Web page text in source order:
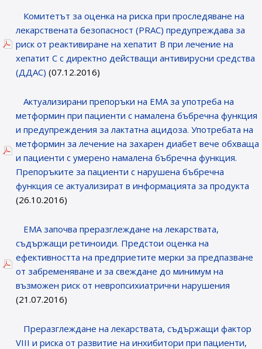
Комитетът за оценка на риска при проследяване на
лекарствената безопасност (PRAC) предупреждава за
риск от реактивиране на хепатит B при лечение на
хепатит C с директно действащи антивирусни средства
(ДДАС) (07.12.2016)
Актуализирани препоръки на ЕМА за употреба на
метформин при пациенти с намалена бъбречна функция
и предупреждения за лактатна ацидоза. Употребата на
метформин за лечение на захарен диабет вече обхваща
и пациенти с умерено намалена бъбречна функция.
Препоръките за пациенти с нарушена бъбречна
функция се актуализират в информацията за продукта
(26.10.2016)
EMA започва преразглеждане на лекарствата,
съдържащи ретиноиди. Предстои оценка на
ефективността на предприетите мерки за предпазване
от забременяване и за свеждане до минимум на
възможен риск от невропсихиатрични нарушения
(21.07.2016)
Преразглеждане на лекарствата, съдържащи фактор
VIII и рискa от развитие на инхибитори при пациенти,